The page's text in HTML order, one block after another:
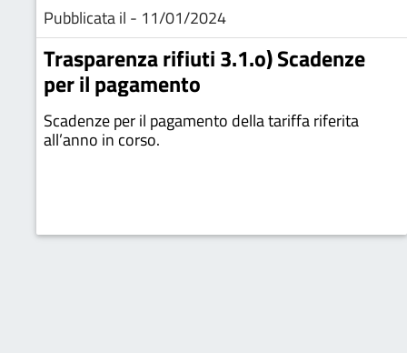
Pubblicata il - 11/01/2024
Trasparenza rifiuti 3.1.o) Scadenze
per il pagamento
Scadenze per il pagamento della tariffa riferita
all’anno in corso.